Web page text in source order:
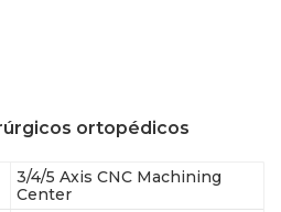
ortopédicos
3/4/5 Axis CNC Machining
Center